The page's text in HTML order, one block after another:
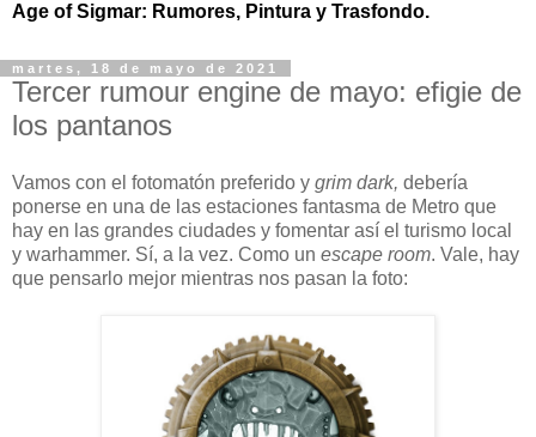
Age of Sigmar: Rumores, Pintura y Trasfondo.
martes, 18 de mayo de 2021
Tercer rumour engine de mayo: efigie de
los pantanos
Vamos con el fotomatón preferido y grim dark, debería
ponerse en una de las estaciones fantasma de Metro que
hay en las grandes ciudades y fomentar así el turismo local
y warhammer. Sí, a la vez. Como un escape room. Vale, hay
que pensarlo mejor mientras nos pasan la foto: